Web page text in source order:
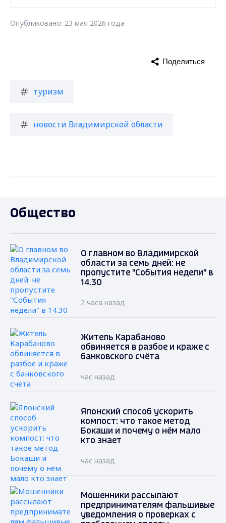
Опубликовано: 23 мая 2026 года
туризм
новости Владимирской области
Поделиться
Общество
О главном во Владимирской
области за семь дней: не
пропустите "События недели" в
14.30
2 часа назад
Житель Карабаново
обвиняется в разбое и краже с
банковского счёта
час назад
Японский способ ускорить
компост: что такое метод
Бокаши и почему о нём мало
кто знает
час назад
Мошенники рассылают
предпринимателям фальшивые
уведомления о проверках с